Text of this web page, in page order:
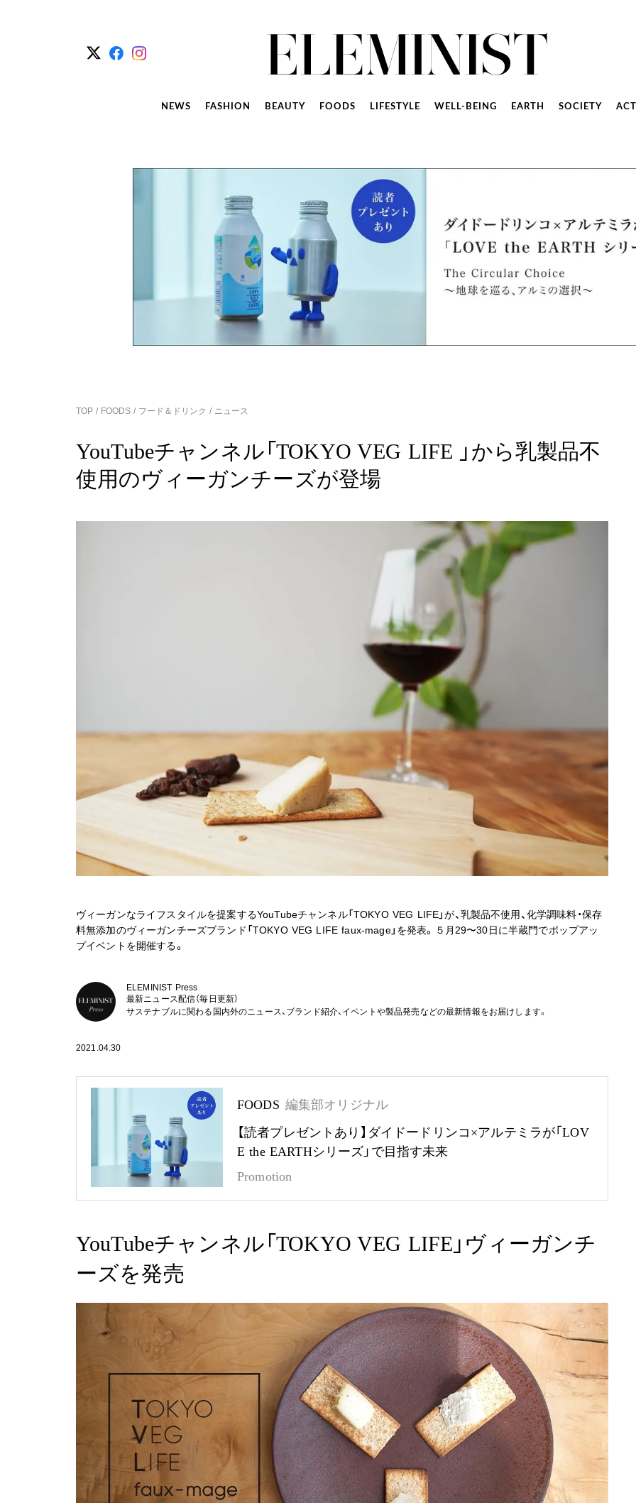
NEWS FASHION BEAUTY FOODS LIFESTYLE WELL-BEING EARTH SOCIETY
TOP FOODS フード＆ドリンク ニュース
YouTubeチャンネル「TOKYO VEG LIFE 」から乳製品不
使用のヴィーガンチーズが登場
ヴィーガンなライフスタイルを提案するYouTubeチャンネル「TOKYO VEG LIFE」が、乳製品不使用、化学調味料・保存
料無添加のヴィーガンチーズブランド「TOKYO VEG LIFE faux-mage」を発表。５月29〜30日に半蔵門でポップアッ
プイベントを開催する。
ELEMINIST Press
最新ニュース配信（毎日更新）
サステナブルに関わる国内外のニュース、ブランド紹介、イベントや製品発売などの最新情報をお届けします。
2021.04.30
FOODS 編集部オリジナル
【読者プレゼントあり】ダイドードリンコ×アルテミラが「LOV
E the EARTHシリーズ」で目指す未来
Promotion
YouTubeチャンネル「TOKYO VEG LIFE」ヴィーガンチ
ーズを発売